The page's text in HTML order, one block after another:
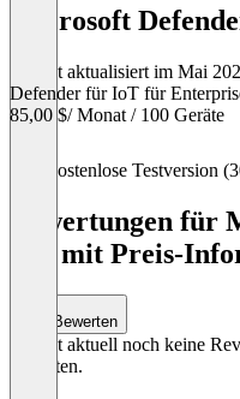
Microsoft
Zuletzt aktualisiert im Mai
Defender für IoT für
85,00 $/ Monat / 100 Geräte
Kostenlose Testversion
Bewertungen für
IoT mit Preis-
Bewerten
Es gibt aktuell noch keine
enthalten.